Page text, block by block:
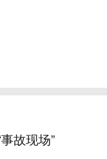
故现场”